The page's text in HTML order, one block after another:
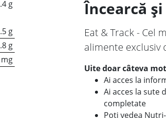
g
g
g
Încearcă
Eat & Track - Cel
alimente exclusiv
Uite doar câteva
Ai acces la
Ai acces la sute
completate
Poți vedea